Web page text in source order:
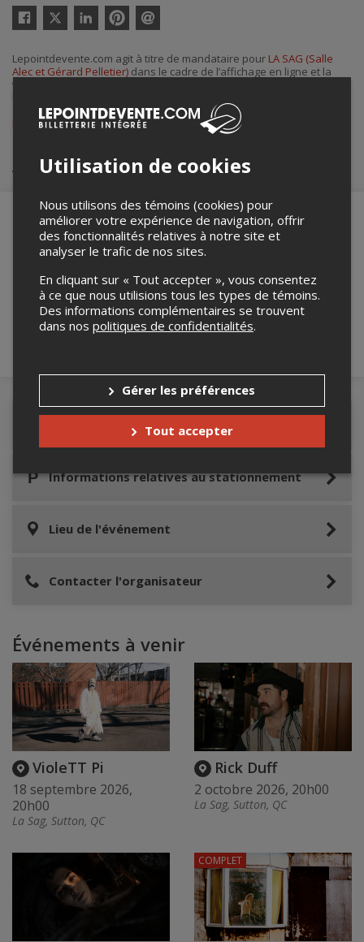
Twitter
courriel
Lepointdevente.com agit à titre de mandataire pour LA SAG (Salle
Alec et Gérard Pelletier) dans le cadre de l’affichage en ligne et la
vente de billets pour ses événements.
contacter l’organisateur de l’événement,LA SAG (Salle Alec et Gérard
Pelletier), àinfo@suttonencore.com .
Achat de billets
Merci de confirmer que vous n'êtes pas un
robot ci-bas.
Détails de l'événement
Informations relatives au stationnement
Lieu de l'événement
Contacter l'organisateur
Événements à venir
VioleTT Pi
18 septembre 2026,
20h00
La Sag, Sutton, QC
Rick Duff
2 octobre 2026, 20h00
La Sag, Sutton, QC
COMPLET
Utilisation de cookies
Nous utilisons des témoins (cookies) pour
améliorer votre expérience de navigation, offrir
des fonctionnalités relatives à notre site et
analyser le trafic de nos sites.
En cliquant sur « Tout accepter », vous consentez
à ce que nous utilisions tous les types de témoins.
Des informations complémentaires se trouvent
dans nos politiques de confidentialités.
Gérer les préférences
Tout accepter